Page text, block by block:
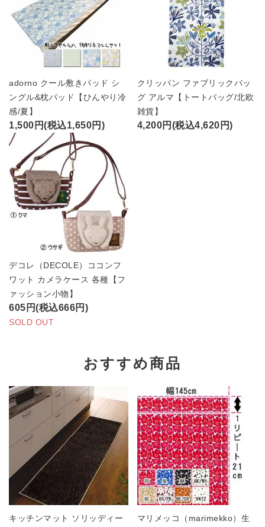
adorno クール敷きパッド シ
ングル&枕パッド【ひんやり冷
感/夏】
1,500円(税込1,650円)
クリッパン ファブリックバッ
グ アルマ【トートバッグ/北欧
雑貨】
4,200円(税込4,620円)
デコレ（DECOLE）ココンフ
ワット カメラケース 各種【フ
ァッション小物】
605円(税込666円)
SOLD OUT
おすすめ商品
キッチンマット ソリッディー
マリメッコ（marimekko）生